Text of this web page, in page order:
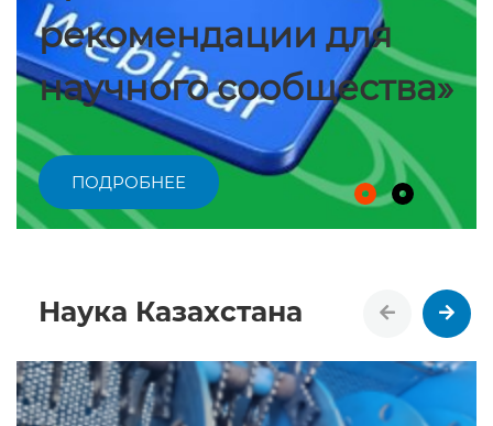
рекомендации для
научного сообщества»
ПОДРОБНЕЕ
Наука Казахстана